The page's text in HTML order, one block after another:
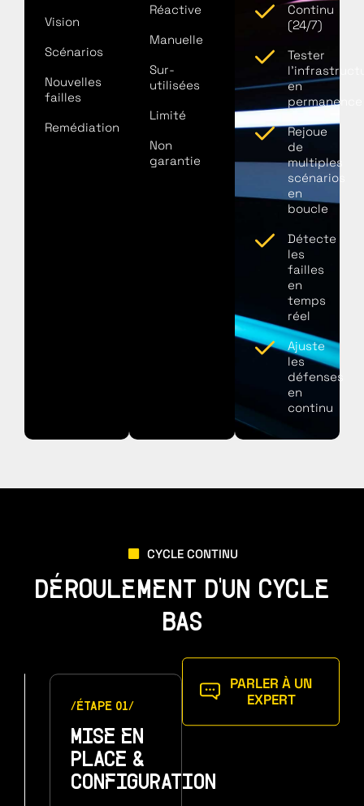
Vision
Scénarios
Nouvelles
failles
Remédiation
Réactive
Manuelle
Sur-
utilisées
Limité
Non
garantie
Continu
(24/7)
Tester
en
permanence
Rejoue
de
multiples
scénarios
en
boucle
Détecte
les
failles
en
temps
réel
Ajuste
les
défenses
en
continu
CYCLE CONTINU
DÉROULEMENT D'UN CYCLE
BAS
PARLER À UN
EXPERT
/ÉTAPE 01/
MISE EN
PLACE &
CONFIGURATION